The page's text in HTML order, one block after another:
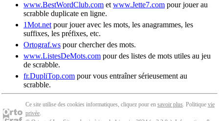
www.BestWordClub.com et www.Jette7.com pour jouer au
scrabble duplicate en ligne.
1Mot.net pour jouer avec les mots, les anagrammes, les
suffixes, les préfixes, etc.
Ortograf.ws pour chercher des mots.
www.ListesDeMots.com pour des listes de mots utiles au jeu
de scrabble.
fr.DupliTop.com pour vous entraîner sérieusement au
scrabble.
Ce site utilise des cookies informatiques, cliquez pour en savoir plus. Politique vie
privée.